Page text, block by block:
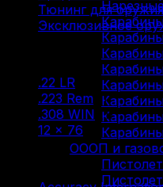
ОООП и
Тюнинг для оружия
Эксклюзивное
.22 LR
.223 Rem (1)
.308 WIN (1)
12 × 76
(3)
Фильтр по